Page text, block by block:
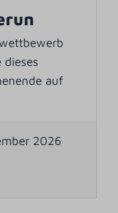
dieses
auf
2026